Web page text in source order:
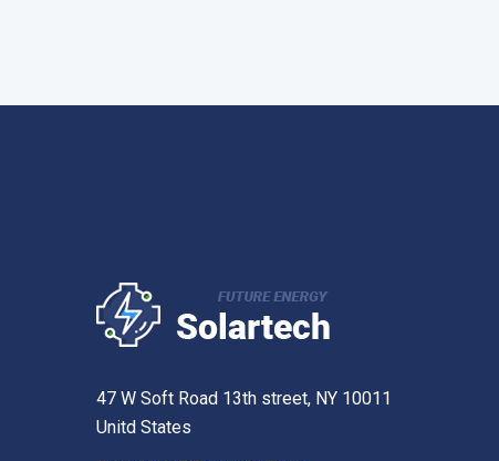
47 W Soft Road 13th street, NY 10011
Unitd States